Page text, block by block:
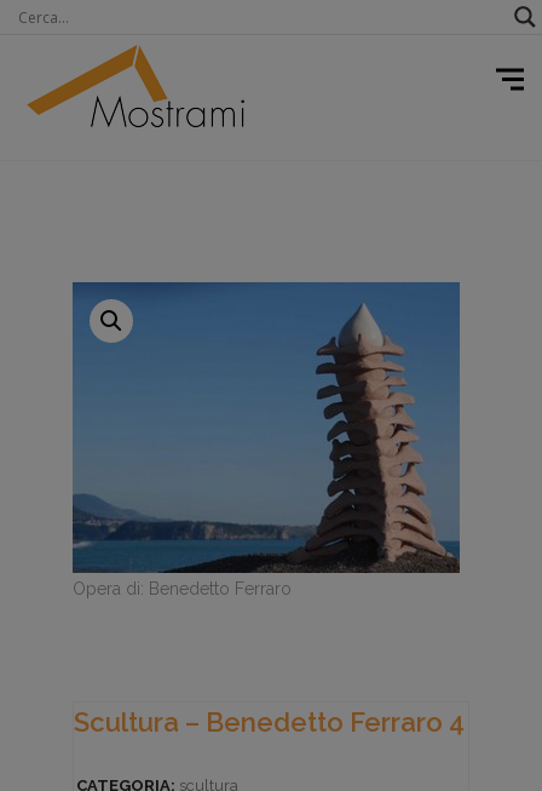
Opera di: Benedetto Ferraro
Scultura – Benedetto Ferraro 4
CATEGORIA: scultura